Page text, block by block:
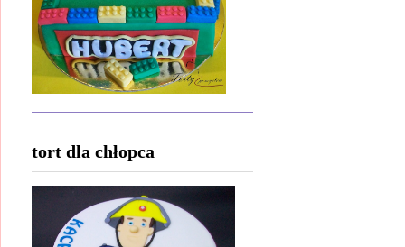
tort dla chłopca